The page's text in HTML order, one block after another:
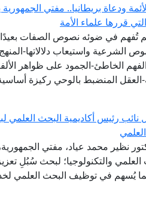
ودعاة بريطانيا.. مفتي
قررها علماء الأمة
تُفهم في ضوئه نصوص الصفات بعيدًا
الشرعية واستيعاب دلالاتها-
الخاطئ-الجمود على ظواهر
المنضبط بالوحي ركيزة
رئيس أكاديمية البحث العلمي
نظير محمد عياد، مفتي
والتكنولوجيا؛ لبحث سُبُلِ
بما يُسهم في توظيف البحث العلمي